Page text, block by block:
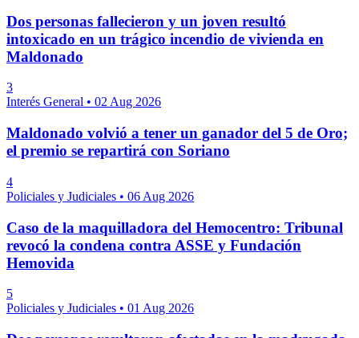
Dos personas fallecieron y un joven resultó
intoxicado en un trágico incendio de vivienda en
Maldonado
3
Interés General • 02 Aug 2026
Maldonado volvió a tener un ganador del 5 de Oro;
el premio se repartirá con Soriano
4
Policiales y Judiciales • 06 Aug 2026
Caso de la maquilladora del Hemocentro: Tribunal
revocó la condena contra ASSE y Fundación
Hemovida
5
Policiales y Judiciales • 01 Aug 2026